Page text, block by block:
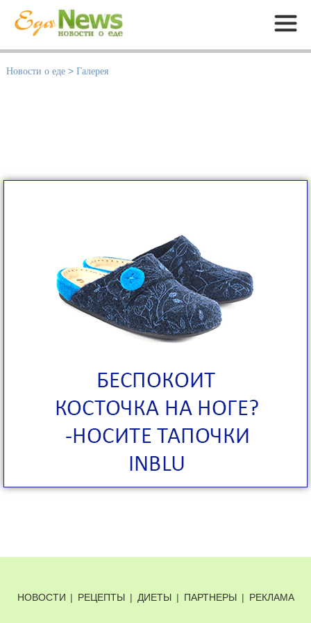
Меню
Новости о еде > Галерея
НОВОСТИ | РЕЦЕПТЫ | ДИЕТЫ | ПАРТНЕРЫ | РЕКЛАМА